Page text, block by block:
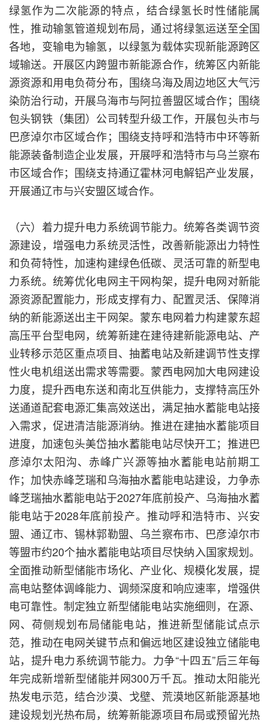
绿氢作为二次能源的特点，结合绿氢长时性储能属
性，推动输氢管道规划布局，通过将绿氢运送至全国
各地，变输电为输氢，以绿氢为载体实现新能源跨区
域输送。开展区内跨盟市新能源合作，统筹区内新能
源资源和用电负荷分布，围绕乌海及周边地区大气污
染防治行动，开展乌海市与阿拉善盟区域合作；围绕
包头钢铁（集团）公司转型升级工作，开展包头市与
巴彦淖尔市区域合作；围绕支持呼和浩特市中环等新
能源装备制造企业发展，开展呼和浩特市与乌兰察布
市区域合作；围绕支持通辽霍林河电解铝产业发展，
开展通辽市与兴安盟区域合作。
（六）着力提升电力系统调节能力。统筹各类调节资
源建设，增强电力系统灵活性，改善新能源出力特性
和负荷特性，加速构建绿色低碳、灵活可靠的新型电
力系统。统筹优化电网主干网构架，提升电网对新能
源资源配置能力，形成支撑有力、配置灵活、保障消
纳的新能源送出主干网架。蒙东电网着力构建蒙东超
高压平台型电网，统筹新建在建待建新能源电站、产
业转移示范区重点项目、抽蓄电站及新建调节性支撑
性火电机组送出需求等需要。蒙西电网加大电网建设
力度，提升西电东送和南北互供能力，支撑特高压外
送通道配套电源汇集高效送出，满足抽水蓄能电站接
入需求，促进清洁能源消纳。推进在建抽水蓄能项目
进度，加速包头美岱抽水蓄能电站尽快开工；推进巴
彦淖尔太阳沟、赤峰广兴源等抽水蓄能电站前期工
作；加快赤峰芝瑞和乌海抽水蓄能电站建设，力争赤
峰芝瑞抽水蓄能电站于2027年底前投产、乌海抽水蓄
能电站于2028年底前投产。推动呼和浩特市、兴安
盟、通辽市、锡林郭勒盟、乌兰察布市、巴彦淖尔市
等盟市约20个抽水蓄能电站项目尽快纳入国家规划。
全面推动新型储能市场化、产业化、规模化发展，提
高电站整体调峰能力、调频深度和响应速率，增强供
电可靠性。制定独立新型储能电站实施细则，在源、
网、荷侧规划布局储能电站，推进新型储能试点示
范，推动在电网关键节点和偏远地区建设独立储能电
站，提升电力系统调节能力。力争“十四五”后三年每
年完成新增新型储能并网300万千瓦。推动太阳能光
热发电示范，结合沙漠、戈壁、荒漠地区新能源基地
建设规划光热布局，统筹新能源项目布局或预留光热